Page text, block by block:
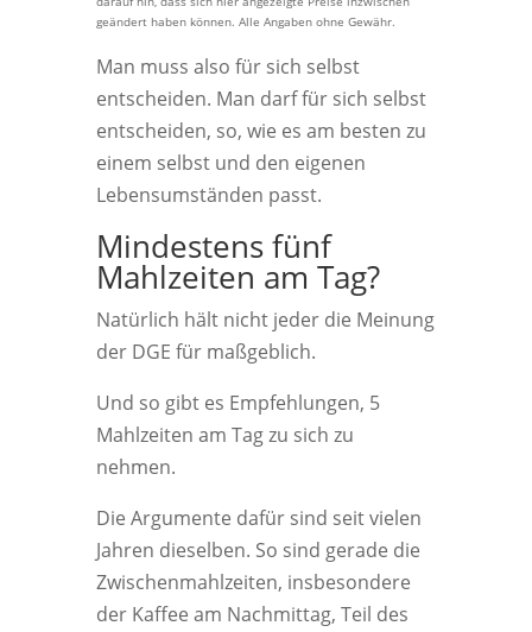
geändert haben können. Alle Angaben ohne Gewähr.
Man muss also für sich selbst
entscheiden. Man darf für sich selbst
entscheiden, so, wie es am besten zu
einem selbst und den eigenen
Lebensumständen passt.
Mindestens fünf
Mahlzeiten am Tag?
Natürlich hält nicht jeder die Meinung
der DGE für maßgeblich.
Und so gibt es Empfehlungen, 5
Mahlzeiten am Tag zu sich zu
nehmen.
Die Argumente dafür sind seit vielen
Jahren dieselben. So sind gerade die
Zwischenmahlzeiten, insbesondere
der Kaffee am Nachmittag, Teil des